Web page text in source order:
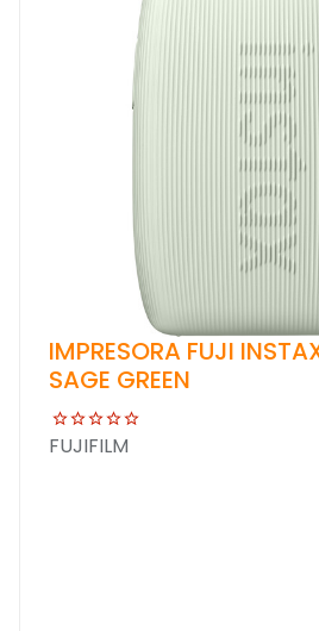
IMPRESORA FUJI
SAGE GREEN
FUJIFILM